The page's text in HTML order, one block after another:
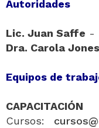
Autoridades
Lic. Juan Saffe -
Dra. Carola Jones
Equipos de
CAPACITACIÓN
Cursos: